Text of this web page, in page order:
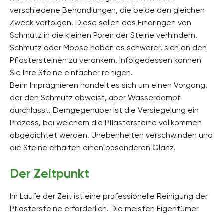
verschiedene Behandlungen, die beide den gleichen
Zweck verfolgen. Diese sollen das Eindringen von
Schmutz in die kleinen Poren der Steine verhindern.
Schmutz oder Moose haben es schwerer, sich an den
Pflastersteinen zu verankern. Infolgedessen können
Sie Ihre Steine einfacher reinigen.
Beim Imprägnieren handelt es sich um einen Vorgang,
der den Schmutz abweist, aber Wasserdampf
durchlässt. Demgegenüber ist die Versiegelung ein
Prozess, bei welchem die Pflastersteine vollkommen
abgedichtet werden. Unebenheiten verschwinden und
die Steine erhalten einen besonderen Glanz.
Der Zeitpunkt
Im Laufe der Zeit ist eine professionelle Reinigung der
Pflastersteine erforderlich. Die meisten Eigentümer